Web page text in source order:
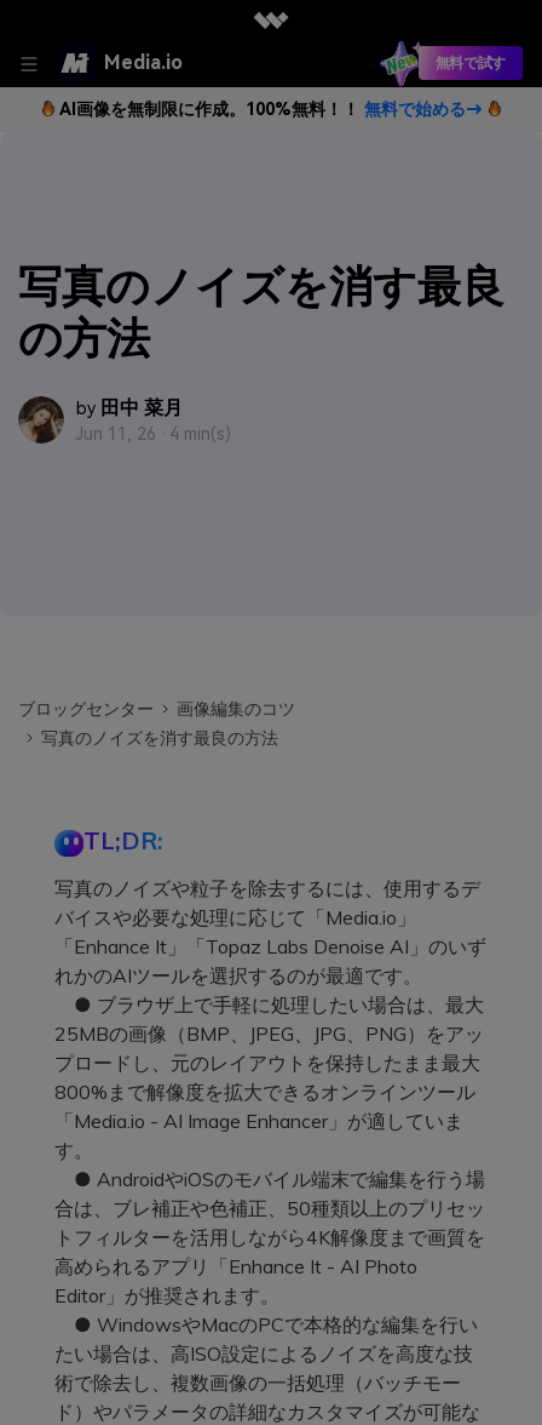
Media.io 無料で試す
AI画像を無制限に作成。100%無料！！ 無料で始める→
写真のノイズを消す最良
の方法
by 田中 菜月
Jun 11, 26 · 4 min(s)
ブロッグセンター
画像編集のコツ
写真のノイズを消す最良の方法
TL;DR:
写真のノイズや粒子を除去するには、使用するデ
バイスや必要な処理に応じて「Media.io」
「Enhance It」「Topaz Labs Denoise AI」のいず
れかのAIツールを選択するのが最適です。
● ブラウザ上で手軽に処理したい場合は、最大
25MBの画像（BMP、JPEG、JPG、PNG）をアッ
プロードし、元のレイアウトを保持したまま最大
800%まで解像度を拡大できるオンラインツール
「Media.io - AI Image Enhancer」が適していま
す。
● AndroidやiOSのモバイル端末で編集を行う場
合は、ブレ補正や色補正、50種類以上のプリセッ
トフィルターを活用しながら4K解像度まで画質を
高められるアプリ「Enhance It - AI Photo
Editor」が推奨されます。
● WindowsやMacのPCで本格的な編集を行い
たい場合は、高ISO設定によるノイズを高度な技
術で除去し、複数画像の一括処理（バッチモー
ド）やパラメータの詳細なカスタマイズが可能な